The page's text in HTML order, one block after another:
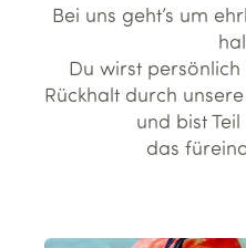
Bei uns geht’s um
Du wirst
Rückhalt durch
und bist
das